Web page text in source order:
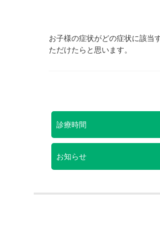
お子様の症状がどの症状に該当
ただけたらと思います。
診療時間
お知らせ